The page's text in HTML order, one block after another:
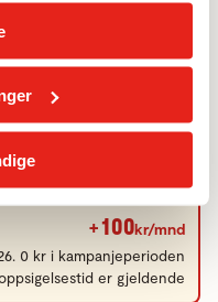
starter fra 30.09.2026
+100kr/mnd
0 kr i kampanjeperioden
er gjeldende